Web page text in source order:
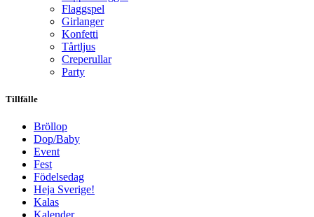
Flaggspel
Girlanger
Konfetti
Tårtljus
Creperullar
Party
Tillfälle
Bröllop
Dop/Baby
Event
Fest
Födelsedag
Heja Sverige!
Kalas